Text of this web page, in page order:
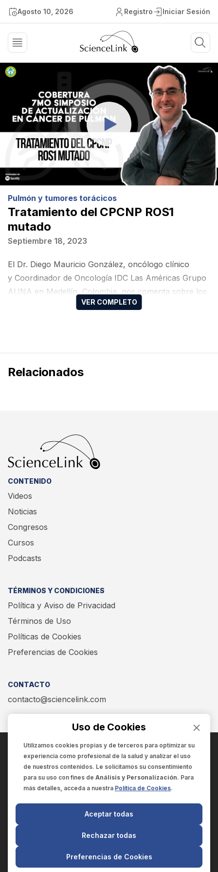
Agosto 10, 2026 Registro Iniciar Sesión
Pulmón y tumores torácicos
Tratamiento del CPCNP ROS1
mutado
Septiembre 18, 2023
El Dr. Diego Mauricio González, oncólogo clínico
y Coordinador de Oncología IDC Las Américas Grupo
AUNA en Medellín, Colombia, nos comenta sobre los
tratamientos del cáncer de pulmón de células no
Relacionados
CONTENIDO
Videos
Noticias
Congresos
Cursos
Podcasts
TÉRMINOS Y CONDICIONES
Política y Aviso de Privacidad
Términos de Uso
Políticas de Cookies
Preferencias de Cookies
CONTACTO
contacto@sciencelink.com
ENCUÉNTRANOS EN:
SCIENCELINK
SCILINK COMUNICACIÓN CIENTÍFICA SC
El contenido y la información de este sitio web es exclusivo
para profesionales de la salud.
Uso de Cookies
Utilizamos cookies propias y de terceros para optimizar su
experiencia como profesional de la salud y analizar el uso
de nuestros contenidos. Le solicitamos su consentimiento
para su uso con fines de Análisis y Personalización. Para
más detalles, acceda a nuestra Política de Cookies.
Preferencias de Cookies
Rechazar todas
Aceptar todas